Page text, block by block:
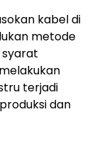
kabel di
metode
terjadi
dan